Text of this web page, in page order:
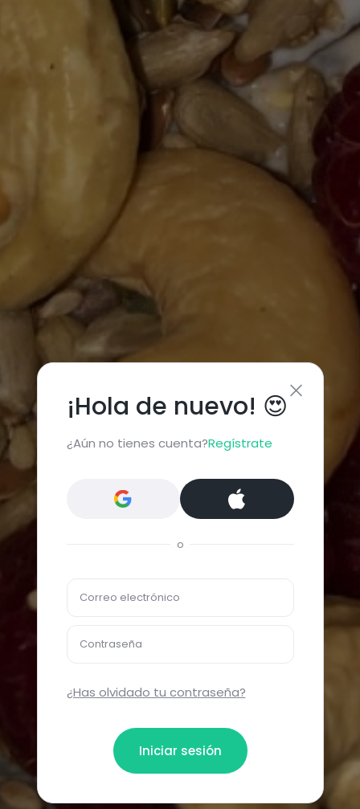
¡Hola de nuevo! 😍
¿Aún no tienes cuenta?Regístrate
o
Correo electrónico
Contraseña
¿Has olvidado tu contraseña?
Iniciar sesión